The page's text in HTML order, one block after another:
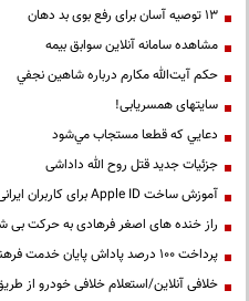
13 توصیه آسان برای رفع بوی بد دهان
مشاهده سامانه آنلاين سوابق بیمه
حكم آيت‌الله مكارم درباره شاهين نجفي
سایتهای همسریابی!
دعايي كه قطعا مستجاب مي‌شود
جزئیات جدید قتل روح الله داداشی
آموزش ساخت Apple ID برای کاربران ایرانی
راز خنده های اصغر فرهادی به حرکت بی
پرداخت ۱۰۰ درصد پاداش پایان خدمت فرهنگیان
خلافی آنلاین/استعلام خلافی خودرو از